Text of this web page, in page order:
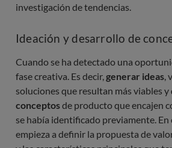
investigación de tendencias.
Ideación y desarrollo de
Cuando se ha detectado una
fase creativa. Es decir,generar ideas,
soluciones que resultan más viables y
conceptosde producto que encajen
se había identificado previamente. En
empieza a definir la propuesta de